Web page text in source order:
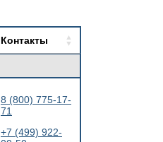
Контакты
8 (800) 775-17-
71
+7 (499) 922-